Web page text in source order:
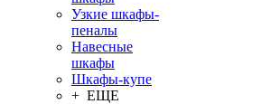
Узкие шкафы-
пеналы
Навесные
шкафы
Шкафы-купе
+ ЕЩЕ